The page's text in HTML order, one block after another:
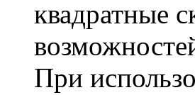
квадратные
При